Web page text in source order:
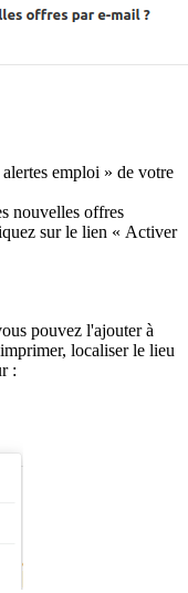
emploi » de votre
nouvelles offres
sur le lien « Activer
pouvez l'ajouter à
localiser le lieu
: